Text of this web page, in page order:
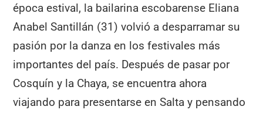
época estival, la bailarina escobarense Eliana
Anabel Santillán (31) volvió a desparramar su
pasión por la danza en los festivales más
importantes del país. Después de pasar por
Cosquín y la Chaya, se encuentra ahora
viajando para presentarse en Salta y pensando